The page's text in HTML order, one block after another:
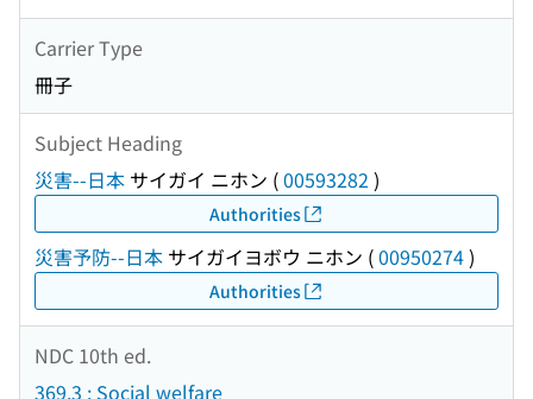
Carrier Type
冊子
Subject Heading
災害--日本 サイガイ ニホン (00593282 )
Authorities
災害予防--日本 サイガイヨボウ ニホン (00950274)
Authorities
NDC 10th ed.
369.3 : Social welfare